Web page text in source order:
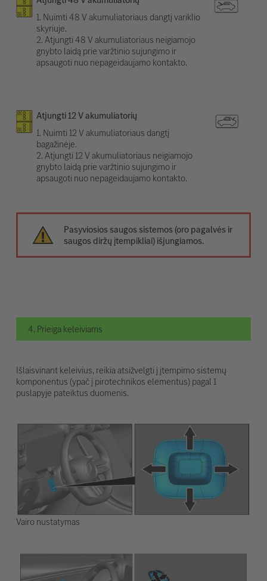
1. Nuimti 48 V akumuliatoriaus dangtį variklio
skyriuje.
2. Atjungti 48 V akumuliatoriaus neigiamojo
gnybto laidą prie varžtinio sujungimo ir
apsaugoti nuo nepageidaujamo kontakto.
Atjungti 12 V akumuliatorių
1. Nuimti 12 V akumuliatoriaus dangtį
bagažinėje.
2. Atjungti 12 V akumuliatoriaus neigiamojo
gnybto laidą prie varžtinio sujungimo ir
apsaugoti nuo nepageidaujamo kontakto.
Pasyviosios saugos sistemos (oro pagalvės ir
saugos diržų įtempikliai) išjungiamos.
4. Prieiga keleiviams
Išlaisvinant keleivius, reikia atsižvelgti į įtempimo sistemų
komponentus (ypač į pirotechnikos elementus) pagal 1
puslapyje pateiktus duomenis.
Vairo nustatymas